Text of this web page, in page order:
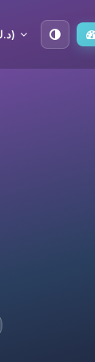
KWD (د.ك.‏)